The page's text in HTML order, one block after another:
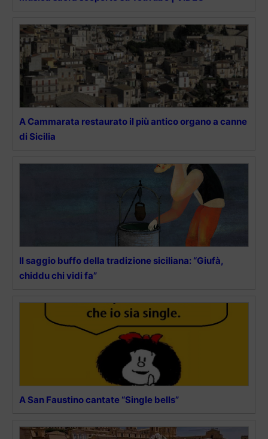
A Cammarata restaurato il più antico organo a canne
di Sicilia
Il saggio buffo della tradizione siciliana: “Giufà,
chiddu chi vidi fa”
A San Faustino cantate “Single bells”